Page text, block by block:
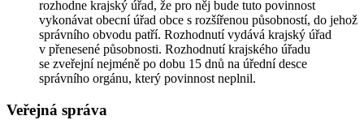
rozhodne krajský úřad, že pro něj bude tuto povinnost
vykonávat obecní úřad obce s rozšířenou působností, do jehož
správního obvodu patří. Rozhodnutí vydává krajský úřad
v přenesené působnosti. Rozhodnutí krajského úřadu
se zveřejní nejméně po dobu 15 dnů na úřední desce
správního orgánu, který povinnost neplnil.
Veřejná správa